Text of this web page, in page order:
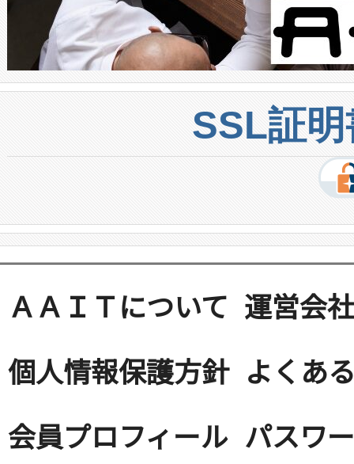
SSL証
ＡＡＩＴについて 運営会社
個人情報保護方針 よくあ
会員プロフィール パスワ